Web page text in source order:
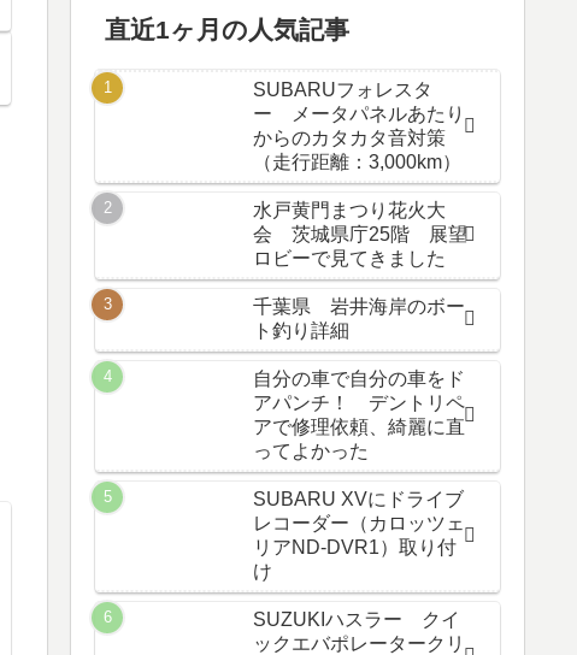
直近1ヶ月の人気記事
SUBARUフォレスタ
ー メータパネルあたり
からのカタカタ音対策
（走行距離：3,000km）
水戸黄門まつり花火大
会 茨城県庁25階 展望
ロビーで見てきました
千葉県 岩井海岸のボー
ト釣り詳細
自分の車で自分の車をド
アパンチ！ デントリペ
アで修理依頼、綺麗に直
ってよかった
SUBARU XVにドライブ
レコーダー（カロッツェ
リアND-DVR1）取り付
け
SUZUKIハスラー クイ
ックエバポレータークリ